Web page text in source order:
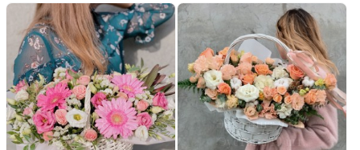
Состав:
Кустовая роза 50 см
- 6 шт. Гербера 3 шт.
Эустома 8 шт.
Статица 5 шт.
Состав:
Роза одноголовая
60-70 см - 9 шт.
Эвкалипт 9 шт.
Эустома 10 шт.